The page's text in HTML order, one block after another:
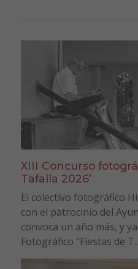
XIII Concurso
Tafalla 2026’
El colectivo fotográfico
con el patrocinio del
convoca un año más, y
Fotográfico “Fiestas de